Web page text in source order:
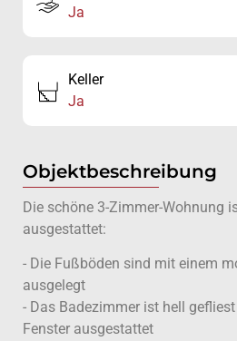
Ja
Keller
Ja
Objektbeschreibung
Die schöne 3-Zimmer-Wohnung
ausgestattet:
- Die Fußböden sind mit einem
ausgelegt
- Das Badezimmer ist hell
Fenster ausgestattet